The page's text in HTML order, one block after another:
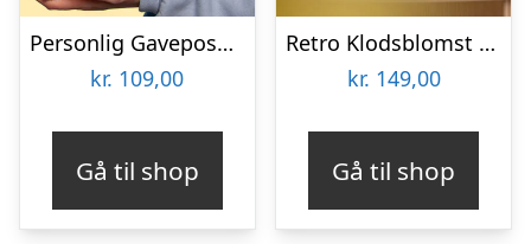
Personlig Gavepose til vin med Tekst
kr. 109,00
Gå til shop
Retro Klodsblomst – Mellem
kr. 149,00
Gå til shop